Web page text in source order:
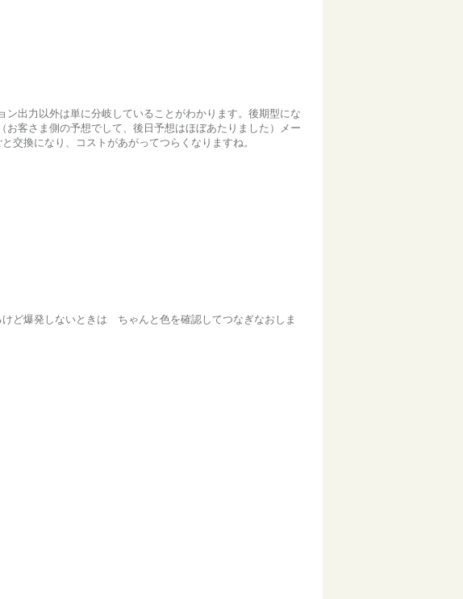
出力以外は単に分岐していることがわかります。後期型にな
客さま側の予想でして、後日予想はほぼあたりました）メー
交換になり、コストがあがってつらくなりますね。
ど爆発しないときは ちゃんと色を確認してつなぎなおしま